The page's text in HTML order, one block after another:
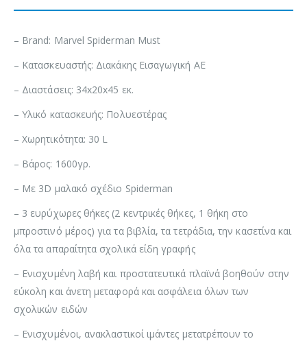
– Brand: Marvel Spiderman Must
– Κατασκευαστής: Διακάκης Εισαγωγική ΑΕ
– Διαστάσεις: 34x20x45 εκ.
– Υλικό κατασκευής: Πολυεστέρας
– Χωρητικότητα: 30 L
– Βάρος: 1600γρ.
– Με 3D μαλακό σχέδιο Spiderman
– 3 ευρύχωρες θήκες (2 κεντρικές θήκες, 1 θήκη στο
μπροστινό μέρος) για τα βιβλία, τα τετράδια, την κασετίνα και
όλα τα απαραίτητα σχολικά είδη γραφής
– Ενισχυμένη λαβή και προστατευτικά πλαϊνά βοηθούν στην
εύκολη και άνετη μεταφορά και ασφάλεια όλων των
σχολικών ειδών
– Ενισχυμένοι, ανακλαστικοί ιμάντες μετατρέπουν το